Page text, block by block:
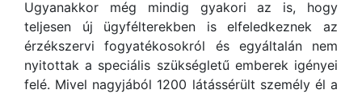
Ugyanakkor még mindig gyakori az is, hogy
teljesen új ügyfélterekben is elfeledkeznek az
érzékszervi fogyatékosokról és egyáltalán nem
nyitottak a speciális szükségletű emberek igényei
felé. Mivel nagyjából 1200 látássérült személy él a